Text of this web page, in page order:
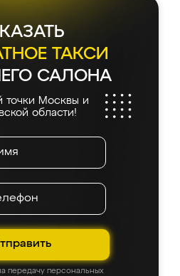
ТАКСИ
САЛОНА
точки Москвы и
области!
передачу персональных